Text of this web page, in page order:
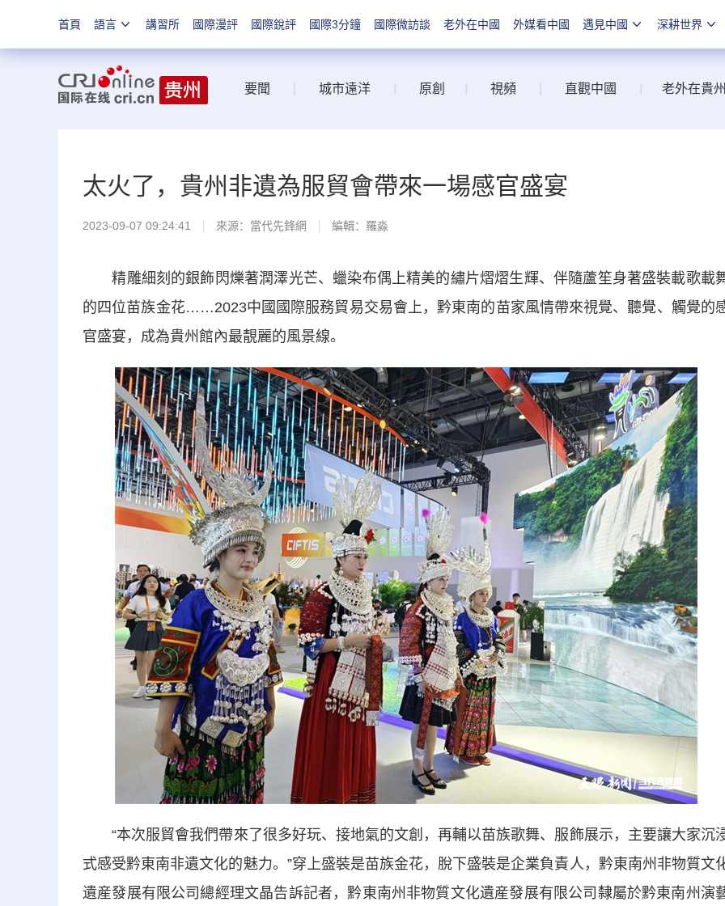
首頁 語言 講習所 國際漫評 國際銳評 國際3分鐘 國際微訪談 老外在中國 外媒看中國 遇見中國 深耕世界
要聞 城市遠洋 原創 視頻 直觀中國 老外在貴
太火了，貴州非遺為服貿會帶來一場感官盛宴
2023-09-07 09:24:41 來源： 當代先鋒網 編輯：羅淼
精雕細刻的銀飾閃爍著潤澤光芒、蠟染布偶上精美的繡片熠熠生輝、伴隨蘆笙身著盛裝載歌載
的四位苗族金花……2023中國國際服務貿易交易會上，黔東南的苗家風情帶來視覺、聽覺、觸覺的
官盛宴，成為貴州館內最靚麗的風景線。
“本次服貿會我們帶來了很多好玩、接地氣的文創，再輔以苗族歌舞、服飾展示，主要讓大家沉
式感受黔東南非遺文化的魅力。”穿上盛裝是苗族金花，脫下盛裝是企業負責人，黔東南州非物質文
遺産發展有限公司總經理文晶告訴記者，黔東南州非物質文化遺産發展有限公司隸屬於黔東南州演